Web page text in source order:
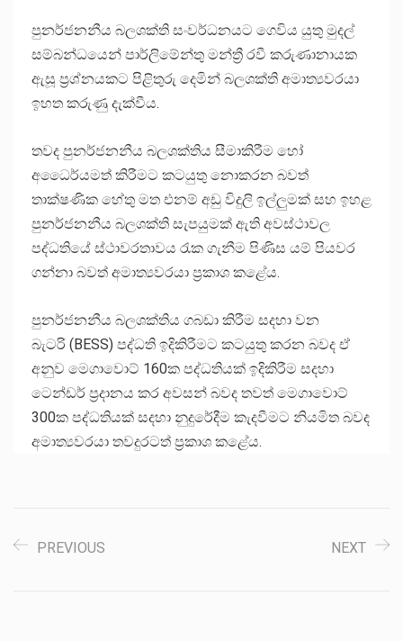
පුනර්ජනනීය බලශක්ති සංවර්ධනයට ගෙවිය යුතු මුදල්
සම්බන්ධයෙන් පාර්ලිමේන්තු මන්ත්‍රී රවී කරුණානායක
ඇසූ ප්‍රශ්නයකට පිළිතුරු දෙමින් බලශක්ති අමාත්‍යවරයා
ඉහත කරුණු දැක්වීය.
තවද පුනර්ජනනීය බලශක්තිය සීමාකිරීම හෝ
අධෛර්යමත් කිරීමට කටයුතු නොකරන බවත්
තාක්ෂණික හේතු මත එනම් අඩු විදුලි ඉල්ලුමක් සහ ඉහළ
පුනර්ජනනීය බලශක්ති සැපයුමක් ඇති අවස්ථාවල
පද්ධතියේ ස්ථාවරතාවය රැක ගැනීම පිණිස යම් පියවර
ගන්නා බවත් අමාත්‍යවරයා ප්‍රකාශ කළේය.
පුනර්ජනනීය බලශක්තිය ගබඩා කිරීම සදහා වන
බැටරි (BESS) පද්ධති ඉදිකිරීමට කටයුතු කරන බවද ඒ
අනුව මෙගාවොට් 160ක පද්ධතියක් ඉදිකිරීම සදහා
ටෙන්ඩර් ප්‍රදානය කර අවසන් බවද තවත් මෙගාවොට්
300ක පද්ධතියක් සදහා නුදුරේදීම කැදවීමට නියමිත බවද
අමාත්‍යවරයා තවදුරටත් ප්‍රකාශ කළේය.
PREVIOUS NEXT